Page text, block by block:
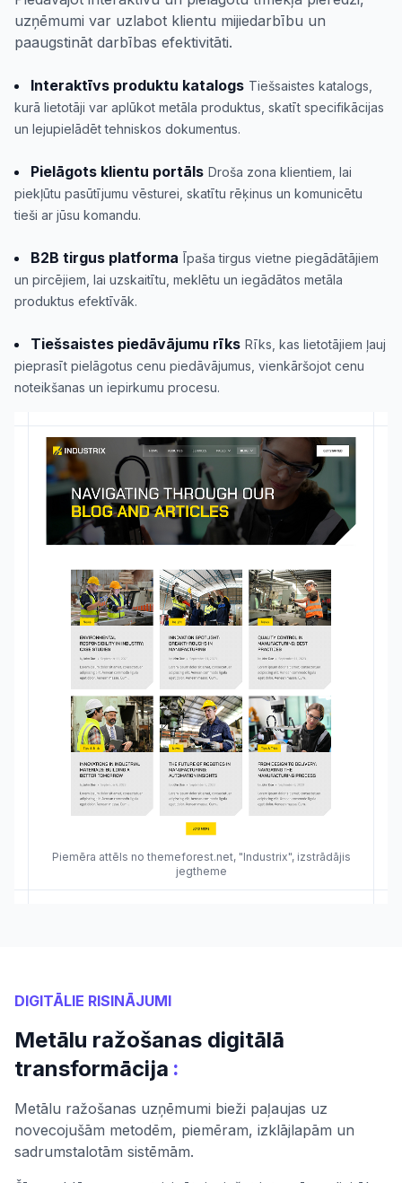
Piemēra attēls no themeforest.net, "Industrix", izstrādājis
jegtheme
uzņēmumi var uzlabot klientu mijiedarbību un
paaugstināt darbības efektivitāti.
Interaktīvs produktu katalogs Tiešsaistes katalogs,
kurā lietotāji var aplūkot metāla produktus, skatīt specifikācijas
un lejupielādēt tehniskos dokumentus.
Pielāgots klientu portāls Droša zona klientiem, lai
piekļūtu pasūtījumu vēsturei, skatītu rēķinus un komunicētu
tieši ar jūsu komandu.
B2B tirgus platforma Īpaša tirgus vietne piegādātājiem
un pircējiem, lai uzskaitītu, meklētu un iegādātos metāla
produktus efektīvāk.
Tiešsaistes piedāvājumu rīks Rīks, kas lietotājiem ļauj
pieprasīt pielāgotus cenu piedāvājumus, vienkāršojot cenu
noteikšanas un iepirkumu procesu.
DIGITĀLIE RISINĀJUMI
Metālu ražošanas digitālā
transformācija :
Metālu ražošanas uzņēmumi bieži paļaujas uz
novecojušām metodēm, piemēram, izklājlapām un
sadrumstalotām sistēmām.